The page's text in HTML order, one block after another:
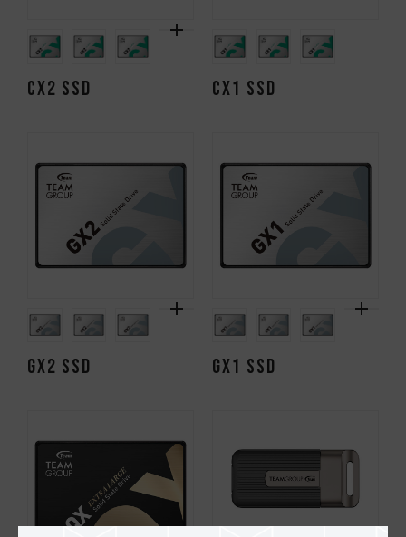
CX2 SSD CX1 SSD
GX2 SSD GX1 SSD